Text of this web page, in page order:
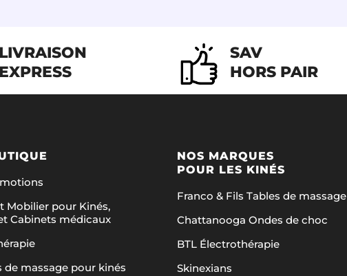
LIVRAISON
EXPRESS
SAV
HORS PAIR
Mobilier pour Kinés,
Cabinets médicaux
de massage pour kinés
NOS MARQUES
POUR LES KINÉS
Franco & Fils Tables de massage
Chattanooga Ondes de choc
BTL Électrothérapie
Skinexians